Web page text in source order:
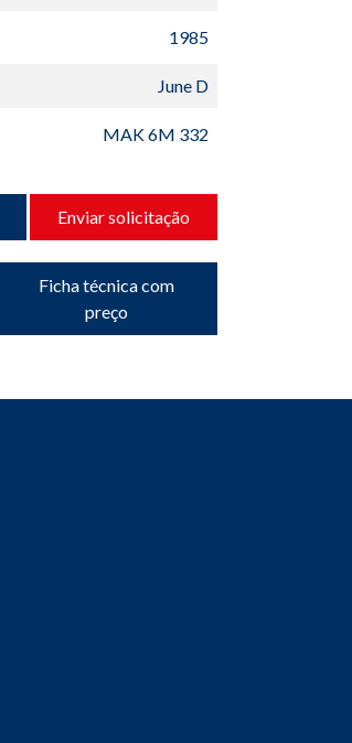
1985
June D
MAK 6M 332
Enviar solicitação
Ficha técnica com
preço